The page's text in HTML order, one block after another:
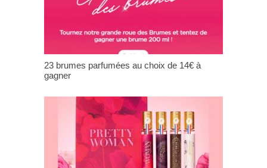
23 brumes parfumées au choix de 14€ à
gagner